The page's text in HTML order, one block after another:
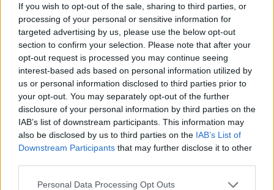
If you wish to opt-out of the sale, sharing to third parties, or
processing of your personal or sensitive information for
targeted advertising by us, please use the below opt-out
section to confirm your selection. Please note that after your
opt-out request is processed you may continue seeing
interest-based ads based on personal information utilized by
us or personal information disclosed to third parties prior to
your opt-out. You may separately opt-out of the further
disclosure of your personal information by third parties on the
IAB’s list of downstream participants. This information may
also be disclosed by us to third parties on the IAB’s List of
Downstream Participants that may further disclose it to other
Personal Data Processing Opt Outs
Aukció dátuma: 2025.05.10
Aukció ideje: 18:00
Aukció helye:http://www.darabanth.com
Tételszám: 30817
Eladó adatai
Eladó:Darabanth Kft
Cím: Csonka Krisztián
Aukciósház Kft.
Budapest